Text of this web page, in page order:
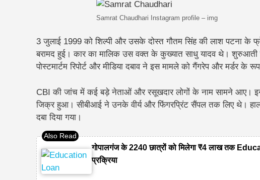
Samrat Chaudhari Instagram profile – img
3 जुलाई 1999 को शिल्पी और उसके दोस्त गौतम सिंह की लाश पटना के
बरामद हुई। कार का मालिक उस वक्त के कुख्यात साधु यादव थे।
पोस्टमार्टम रिपोर्ट और मीडिया दबाव ने इस मामले को गैंगरेप और मर्डर के
CBI की जांच में कई बड़े नेताओं और रसूखदार लोगों के नाम सामने आए।
जिक्र हुआ। सीबीआई ने उनके वीर्य और फिंगरप्रिंट सैंपल तक लिए थे।
दबा दिया गया।
गोपालगंज के 2240 छात्रों को मिलेगा ₹4 लाख तक
प्रक्रिया